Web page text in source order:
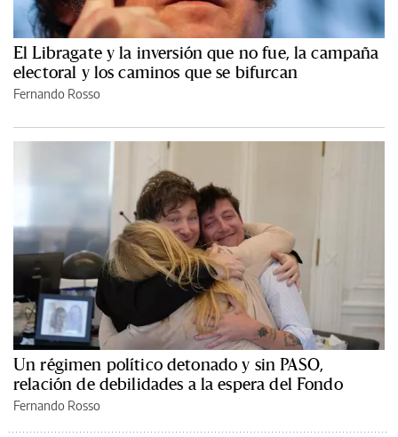
El Libragate y la inversión que no fue, la campaña
electoral y los caminos que se bifurcan
Fernando Rosso
Un régimen político detonado y sin PASO,
relación de debilidades a la espera del Fondo
Fernando Rosso